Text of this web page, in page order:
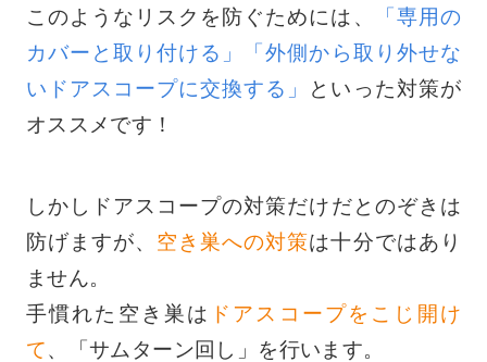
このようなリスクを防ぐためには、
「専用の
カバーと取り付ける」「外側から取り外せな
いドアスコープに交換する」
といった対策が
オススメです！
しかしドアスコープの対策だけだとのぞきは
防げますが、 空き巣への対策は十分ではあり
ません。
手慣れた空き巣は ドアスコープをこじ開け
て、「サムターン回し」を行います。